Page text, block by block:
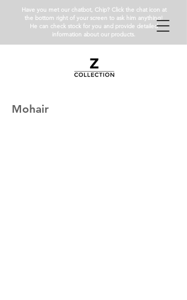
Have you met our chatbot, Chip? Click the chat icon at
the bottom right of your screen to ask him anything!
He can check stock for you and provide detailed
information about our products.
Mohair